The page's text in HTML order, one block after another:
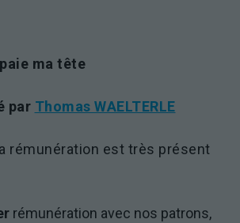
ma tête
par Thomas WAELTERLE
rémunération est très présent
rémunération avec nos patrons,